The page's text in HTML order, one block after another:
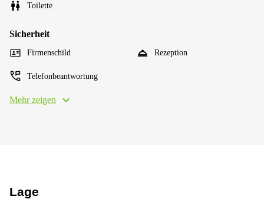
Toilette
Sicherheit
Firmenschild Rezeption
Telefonbeantwortung
Mehr zeigen
Lage